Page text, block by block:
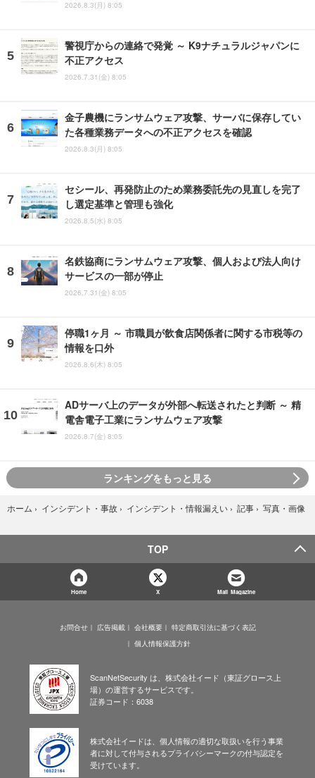
2026.8.3(月) 8:05
警視庁からの連絡で発覚 ～ K9ナチュラルジャパンに
不正アクセス
2026.7.31(金) 8:05
金子農機にランサムウェア攻撃、サーバに保存してい
た各種業務データへの不正アクセスを確認
2026.8.3(月) 8:05
セシール、再発防止のため業務委託先の見直しを完了
し選定基準と管理も強化
2026.8.5(水) 8:05
名鉄協商にランサムウェア攻撃、個人および法人向け
サービスの一部が停止
2026.7.31(金) 8:05
停職1ヶ月 ～ 市職員が飲食店関係者に関する市税等の
情報を口外
2026.8.6(木) 8:05
ADサーバ上のデータが外部へ転送されたと判断 ～ 精
電舎電子工業にランサムウェア攻撃
2026.8.7(金) 8:05
ランキングをもっと見る
ホーム › インシデント・事故 › インシデント・情報漏えい › 記事 › 写真・画像
TOP
Home X Mail Magazine
お問合せ 広告掲載 会社概要
特定商取引法に基づく表記
個人情報保護方針
ScanNetSecurity は、株式会社イード（東証グロース上
場）の運営するサービスです。
証券コード：6038
株式会社イードは、個人情報の適切な取扱いを行う事業
者に対して付与されるプライバシーマークの付与認定を
受けています。